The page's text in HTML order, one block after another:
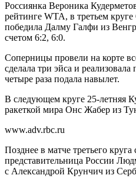
Россиянка Вероника
рейтинге WTA, в третьем
победила Далму Галфи из
счетом 6:2, 6:0.
Соперницы провели на корте
сделала три эйса и
четыре раза подала навылет.
В следующем круге 25-летняя
ракеткой мира Онс Жабер из
www.adv.rbc.ru
Позднее в матче третьего круга
представительница России
с Александрой Крунчич из